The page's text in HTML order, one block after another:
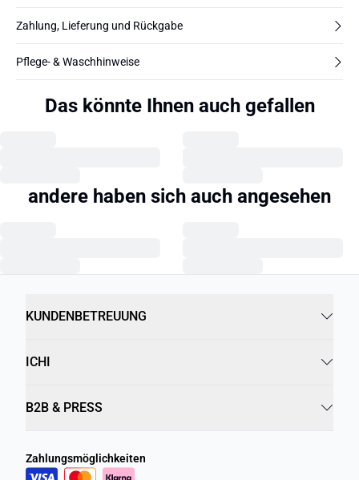
Zahlung, Lieferung und Rückgabe
Pflege- & Waschhinweise
Das könnte Ihnen auch gefallen
andere haben sich auch angesehen
Previous slide Next